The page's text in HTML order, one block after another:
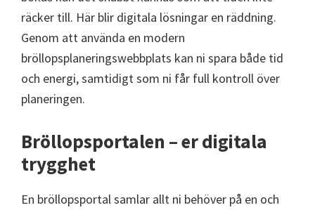
räcker till. Här blir digitala lösningar en räddning.
Genom att använda en modern
bröllopsplaneringswebbplats kan ni spara både tid
och energi, samtidigt som ni får full kontroll över
planeringen.
Bröllopsportalen – er digitala
trygghet
En bröllopsportal samlar allt ni behöver på en och